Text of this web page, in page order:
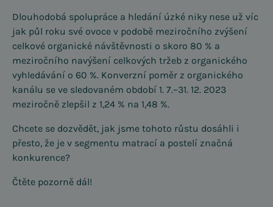
Dlouhodobá spolupráce a hledání úzké niky nese už víc
jak půl roku své ovoce v podobě meziročního zvýšení
celkové organické návštěvnosti o skoro 80 % a
meziročního navýšení celkových tržeb z organického
vyhledávání o 60 %. Konverzní poměr z organického
kanálu se ve sledovaném období 1. 7.–31. 12. 2023
meziročně zlepšil z 1,24 % na 1,48 %.
Chcete se dozvědět, jak jsme tohoto růstu dosáhli i
přesto, že je v segmentu matrací a postelí značná
konkurence?
Čtěte pozorně dál!